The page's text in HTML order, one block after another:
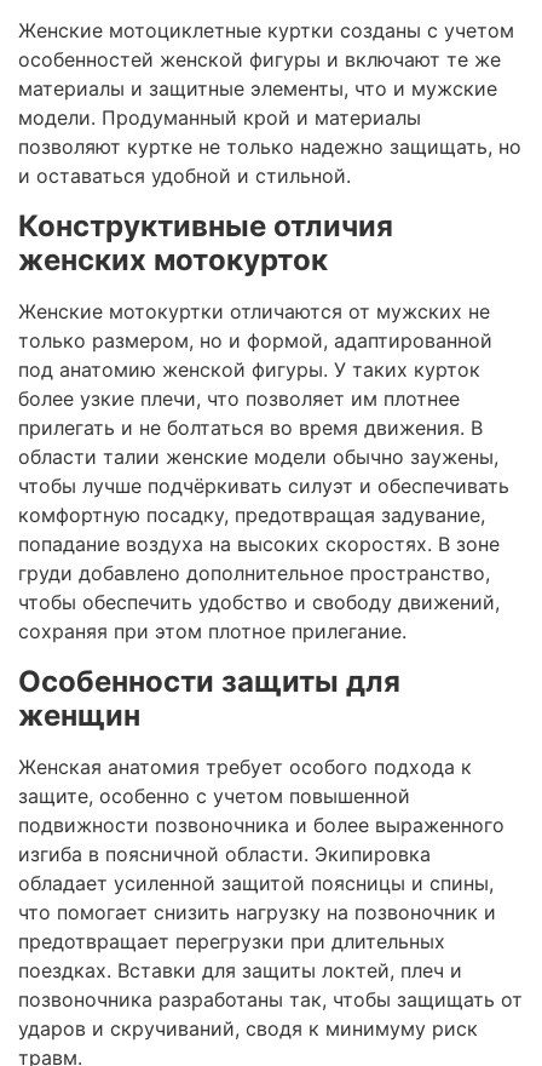
Женские мотоциклетные куртки созданы с учетом
особенностей женской фигуры и включают те же
материалы и защитные элементы, что и мужские
модели. Продуманный крой и материалы
позволяют куртке не только надежно защищать, но
и оставаться удобной и стильной.
Конструктивные отличия
женских мотокурток
Женские мотокуртки отличаются от мужских не
только размером, но и формой, адаптированной
под анатомию женской фигуры. У таких курток
более узкие плечи, что позволяет им плотнее
прилегать и не болтаться во время движения. В
области талии женские модели обычно заужены,
чтобы лучше подчёркивать силуэт и обеспечивать
комфортную посадку, предотвращая задувание,
попадание воздуха на высоких скоростях. В зоне
груди добавлено дополнительное пространство,
чтобы обеспечить удобство и свободу движений,
сохраняя при этом плотное прилегание.
Особенности защиты для
женщин
Женская анатомия требует особого подхода к
защите, особенно с учетом повышенной
подвижности позвоночника и более выраженного
изгиба в поясничной области. Экипировка
обладает усиленной защитой поясницы и спины,
что помогает снизить нагрузку на позвоночник и
предотвращает перегрузки при длительных
поездках. Вставки для защиты локтей, плеч и
позвоночника разработаны так, чтобы защищать от
ударов и скручиваний, сводя к минимуму риск
травм.